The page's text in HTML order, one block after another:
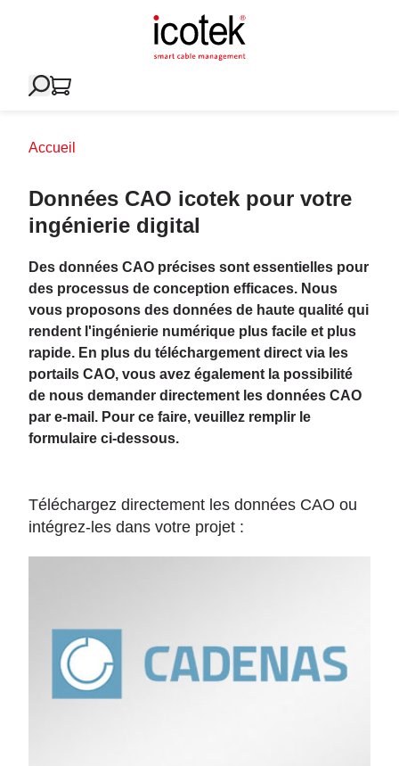
Accueil
Données CAO icotek pour votre
ingénierie digital
Des données CAO précises sont essentielles pour
des processus de conception efficaces. Nous
vous proposons des données de haute qualité qui
rendent l'ingénierie numérique plus facile et plus
rapide. En plus du téléchargement direct via les
portails CAO, vous avez également la possibilité
de nous demander directement les données CAO
par e-mail. Pour ce faire, veuillez remplir le
formulaire ci-dessous.
Téléchargez directement les données CAO ou
intégrez-les dans votre projet :